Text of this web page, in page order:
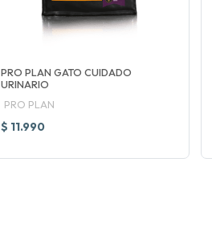
PRO PLAN GATO CUIDADO
URINARIO
PRO PLAN
$ 11.990